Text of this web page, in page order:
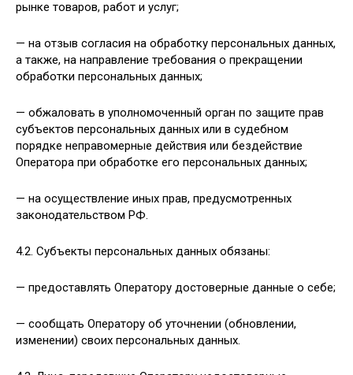
рынке товаров, работ и услуг;
— на отзыв согласия на обработку персональных данных,
а также, на направление требования о прекращении
обработки персональных данных;
— обжаловать в уполномоченный орган по защите прав
субъектов персональных данных или в судебном
порядке неправомерные действия или бездействие
Оператора при обработке его персональных данных;
— на осуществление иных прав, предусмотренных
законодательством РФ.
4.2. Субъекты персональных данных обязаны:
— предоставлять Оператору достоверные данные о себе;
— сообщать Оператору об уточнении (обновлении,
изменении) своих персональных данных.